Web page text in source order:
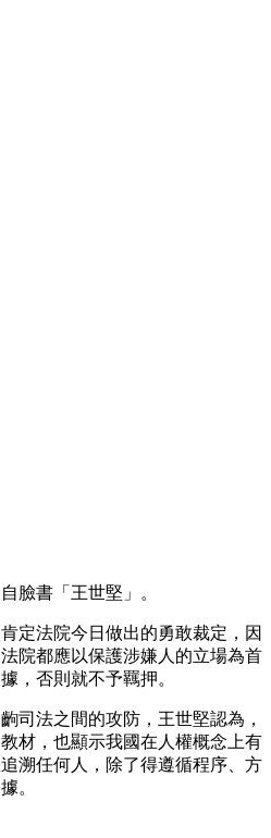
臉書「王世堅」。
定法院今日做出的勇敢裁定，因
院都應以保護涉嫌人的立場為首
，否則就不予羈押。
司法之間的攻防，王世堅認為，
材，也顯示我國在人權概念上有
溯任何人，除了得遵循程序、方
。